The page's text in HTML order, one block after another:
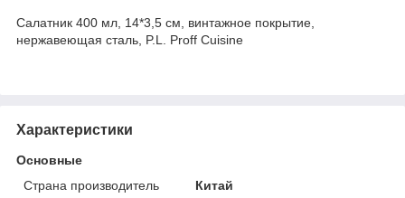
Салатник 400 мл, 14*3,5 см, винтажное покрытие,
нержавеющая сталь, P.L. Proff Cuisine
Характеристики
Основные
Страна производитель
Китай